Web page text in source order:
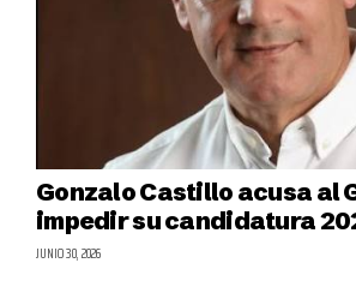
Gonzalo Castillo acusa al
impedir su candidatura
JUNIO 30, 2026